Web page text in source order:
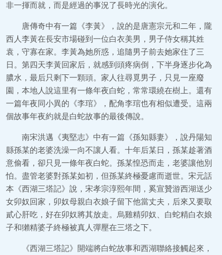
非一揮而就，而是經過的事況了長時光的演化。
唐傳奇中有一篇《李黃》，說的是唐憲宗元和二年，隴
西人李黃在長安市場碰到一位白衣美男，男子侍女稱其姓
袁，守寡在家。李黃為她所惑，追隨男子前去她家住了三
日。第四天李黃回家后，就感到頭疼病倒，下半身逐步化為
膿水，最后只剩下一顆頭。家人往尋覓男子，只見一座廢
園，本地人說這里有一條年夜白蛇，常常環繞在樹上。還有
一篇年夜同小異的《李琯》，配角李琯也有相似遭受。這兩
個故事年夜約就是白蛇故事的最後傳說。
南宋洪邁《夷堅志》中有一篇《孫知縣妻》，說丹陽知
縣孫某的老婆洗澡一向不讓人看。十年后某日，孫某趁著酒
意偷看，卻只見一條年夜白蛇。孫某惶恐而走，老婆讓他別
怕。盡管老婆對孫某如初，但孫某終極憂慮而逝世。宋元話
本《西湖三塔記》說，宋孝宗淳熙年間，奚宣贊游西湖送少
女卯奴回家，卯奴母親白衣娘子留下他當丈夫，后來又要取
貳心肝吃，好在卯奴將其放走。烏雞精卯奴、白蛇精白衣娘
子和獺精婆子終極被真人彈壓在三塔之下。
《西湖三塔記》開端將白蛇故事和西湖聯絡接觸起來，